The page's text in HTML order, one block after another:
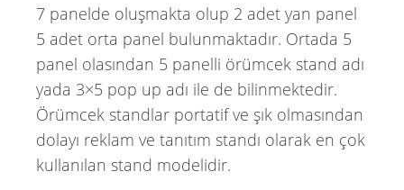
7 panelde oluşmakta olup 2 adet yan panel
5 adet orta panel bulunmaktadır. Ortada 5
panel olasından 5 panelli örümcek stand adı
yada 3×5 pop up adı ile de bilinmektedir.
Örümcek standlar portatif ve şık olmasından
dolayı reklam ve tanıtım standı olarak en çok
kullanılan stand modelidir.